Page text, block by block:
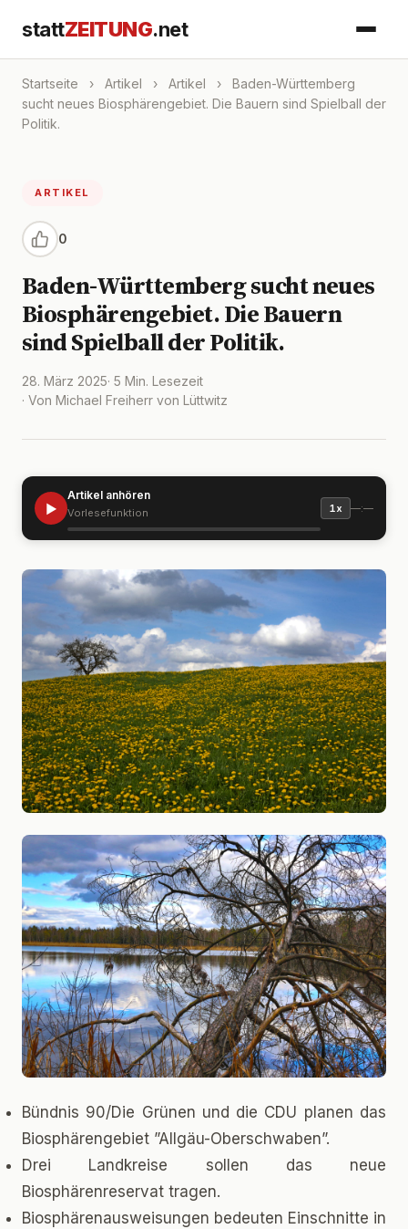
stattZEITUNG.net
Startseite › Artikel › Artikel ›
Baden-Württemberg
sucht neues Biosphärengebiet. Die Bauern sind Spielball der
Politik.
ARTIKEL
0
Baden-Württemberg sucht neues
Biosphärengebiet. Die Bauern
sind Spielball der Politik.
28. März 2025· 5 Min. Lesezeit
· Von Michael Freiherr von Lüttwitz
▶
Artikel anhören
Vorlesefunktion 1x —:—
Bündnis 90/Die Grünen und die CDU planen das
Biosphärengebiet ”Allgäu-Oberschwaben”.
Drei Landkreise sollen das neue
Biosphärenreservat tragen.
Biosphärenausweisungen bedeuten Einschnitte in